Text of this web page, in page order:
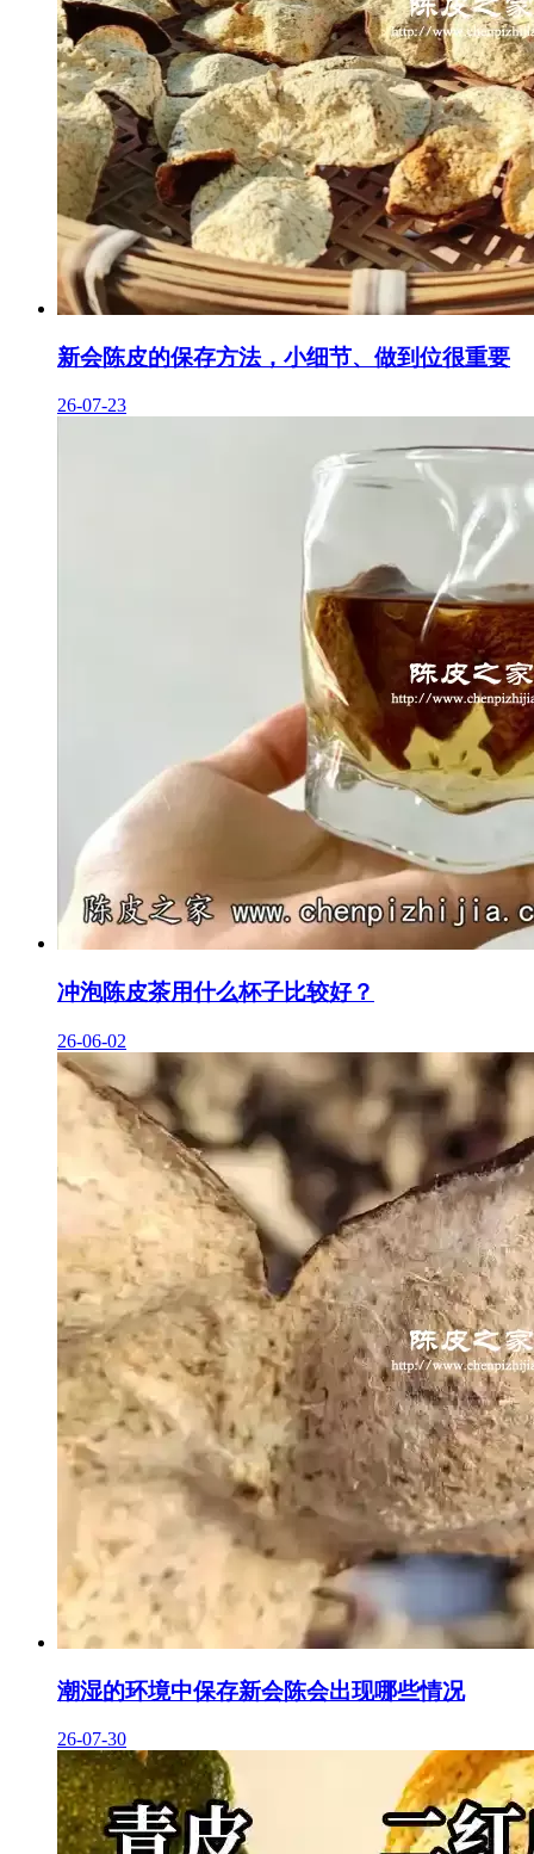
新会陈皮的保存方法，小细节、做到位很重要
26-07-23
冲泡陈皮茶用什么杯子比较好？
26-06-02
潮湿的环境中保存新会陈会出现哪些情况
26-07-30